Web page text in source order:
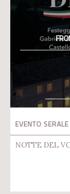
EVENTO SERALE
NOTTE DEL